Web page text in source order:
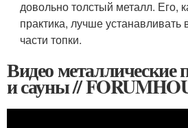
довольно толстый металл. Его,
практика, лучше
части топки.
Видео металлические
и сауны //